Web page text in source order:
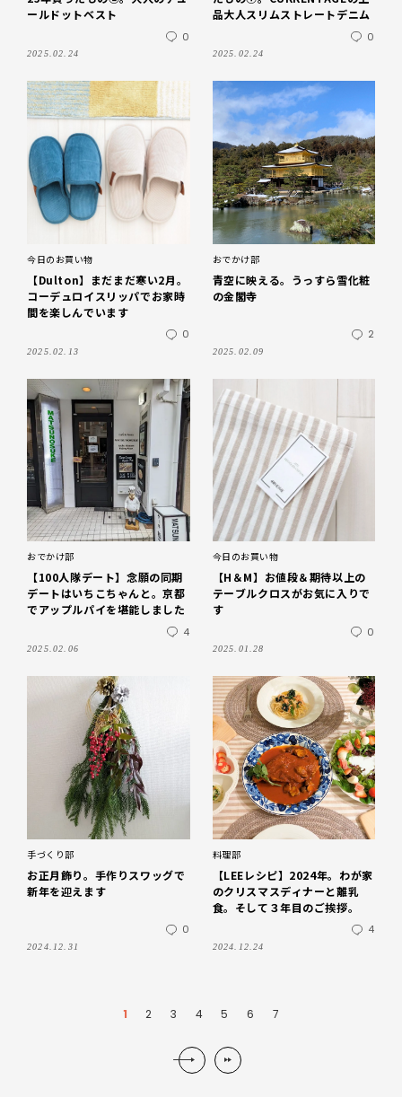
ールドットベスト
2025.02.24
0
品大人スリムストレートデニム
2025.02.24
0
今日のお買い物
【Dulton】まだまだ寒い2月。
コーデュロイスリッパでお家時
間を楽しんでいます
2025.02.13
0
おでかけ部
青空に映える。うっすら雪化粧
の金閣寺
2025.02.09
2
おでかけ部
【100人隊デート】念願の同期
デートはいちこちゃんと。京都
でアップルパイを堪能しました
2025.02.06
4
今日のお買い物
【H＆М】お値段＆期待以上の
テーブルクロスがお気に入りで
す
2025.01.28
0
手づくり部
お正月飾り。手作りスワッグで
新年を迎えます
2024.12.31
0
料理部
【LEEレシピ】2024年。わが家
のクリスマスディナーと離乳
食。そして３年目のご挨拶。
2024.12.24
4
1 2 3 4 5 6 7